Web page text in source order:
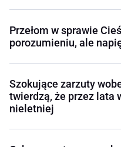
Przełom w sprawie
porozumieniu, ale
Szokujące zarzuty
twierdzą, że przez lata
nieletniej